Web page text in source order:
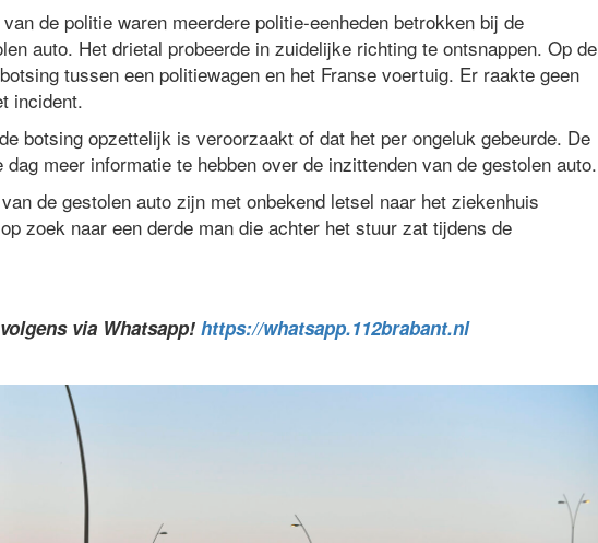
de politie waren meerdere politie-eenheden betrokken bij de
auto. Het drietal probeerde in zuidelijke richting te ontsnappen. Op de
tussen een politiewagen en het Franse voertuig. Er raakte geen
incident.
botsing opzettelijk is veroorzaakt of dat het per ongeluk gebeurde. De
meer informatie te hebben over de inzittenden van de gestolen auto.
de gestolen auto zijn met onbekend letsel naar het ziekenhuis
zoek naar een derde man die achter het stuur zat tijdens de
via Whatsapp! https://whatsapp.112brabant.nl